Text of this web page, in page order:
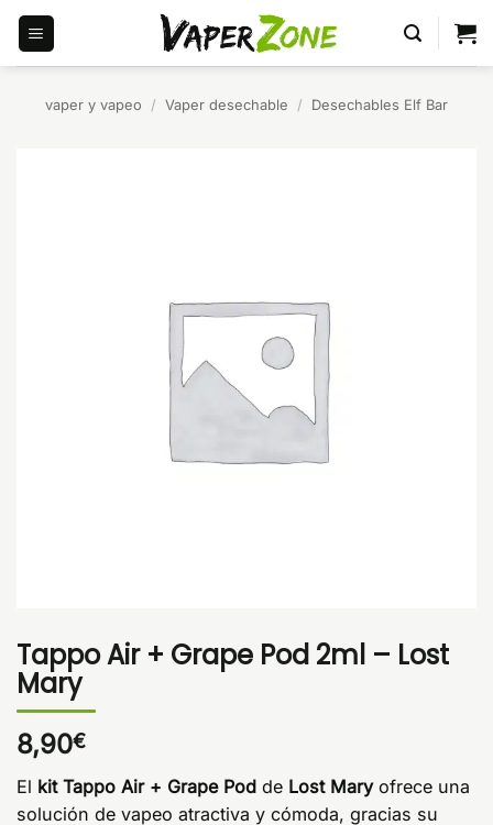
Saltar
contenido
vaper y vapeo / Vaper desechable / Desechables Elf Bar
Tappo Air + Grape Pod 2ml – Lost
Mary
8,90€
El kit Tappo Air + Grape Pod de Lost Maryofrece una
solución de vapeo atractiva y cómoda, gracias su